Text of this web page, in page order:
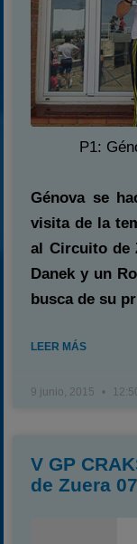
P1:
Génova se
visita de la
al Circuito de
Danek y un
busca de su
LEER MÁS
9 junio, 2015
V GP
de Zuera